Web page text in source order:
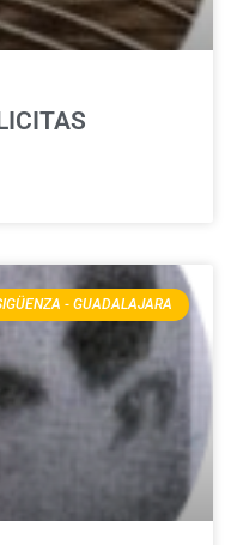
- GUADALAJARA